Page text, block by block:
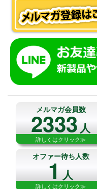
メルマガ会員数
2333人
詳しくはクリック≫
オファー待ち人数
1人
詳しくはクリック≫